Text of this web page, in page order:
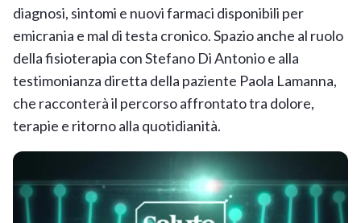
diagnosi, sintomi e nuovi farmaci disponibili per
emicrania e mal di testa cronico. Spazio anche al ruolo
della fisioterapia con Stefano Di Antonio e alla
testimonianza diretta della paziente Paola Lamanna,
che racconterà il percorso affrontato tra dolore,
terapie e ritorno alla quotidianità.